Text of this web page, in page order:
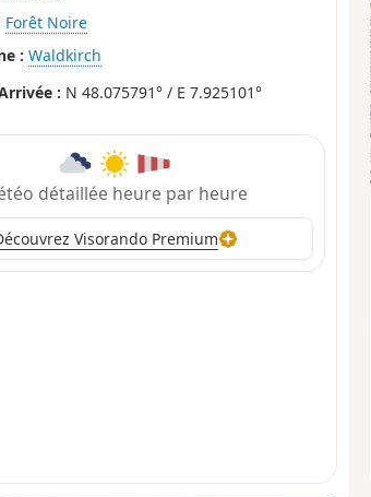
Forêt Noire
: Waldkirch
: N 48.075791° / E 7.925101°
détaillée heure par heure
Visorando Premium